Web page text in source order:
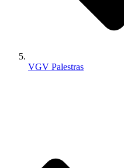
VGV Palestras